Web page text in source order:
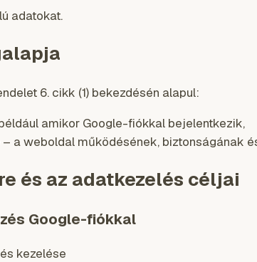
adatokat.
6. cikk (1) bekezdésén alapul:
amikor Google-fiókkal bejelentkezik,
a weboldal működésének, biztonságának
és az adatkezelés céljai
Google-fiókkal
kezelése